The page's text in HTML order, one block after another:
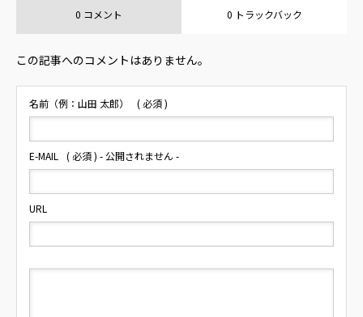
0 コメント 0 トラックバック
この記事へのコメントはありません。
名前（例：山田 太郎） ( 必須 )
E-MAIL ( 必須 ) - 公開されません -
URL